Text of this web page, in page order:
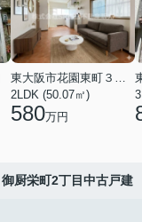
2LDK (50.07㎡)
580万円
御厨栄町2丁目中古戸建